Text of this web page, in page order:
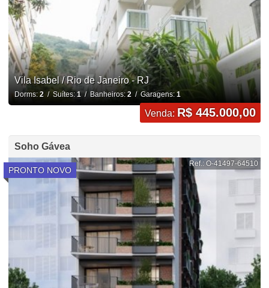
Vila Isabel / Rio de Janeiro - RJ
Dorms: 2/ Suítes:1/ Banheiros: 2/ Garagens:1
Venda: R$ 445.000,00
Soho Gávea
PRONTO NOVO
Ref.: O-41497-64510